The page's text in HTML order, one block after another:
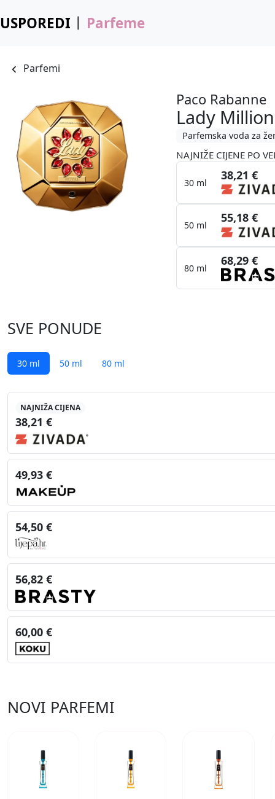
USPOREDI Parfeme
Parfemi
Paco Rabanne
Lady
Parfemska voda za
NAJNIŽE CIJENE PO
30 ml
38,21 €
50 ml
55,18 €
80 ml
68,29 €
SVE PONUDE
30 ml 50 ml 80 ml
NAJNIŽA CIJENA
38,21 €
49,93 €
54,50 €
56,82 €
60,00 €
NOVI PARFEMI